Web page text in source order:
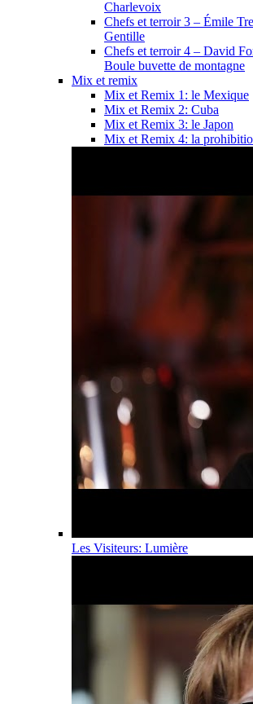
Charlevoix
Chefs et terroir 3 – Émile
Gentille
Chefs et terroir 4 – David
Boule buvette de montagne
Mix et remix
Mix et Remix 1: le Mexique
Mix et Remix 2: Cuba
Mix et Remix 3: le Japon
Mix et Remix 4: la
Les Visiteurs: Lumière